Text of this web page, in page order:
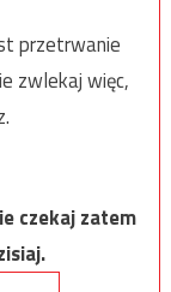
przetrwanie
zwlekaj więc,
czekaj zatem